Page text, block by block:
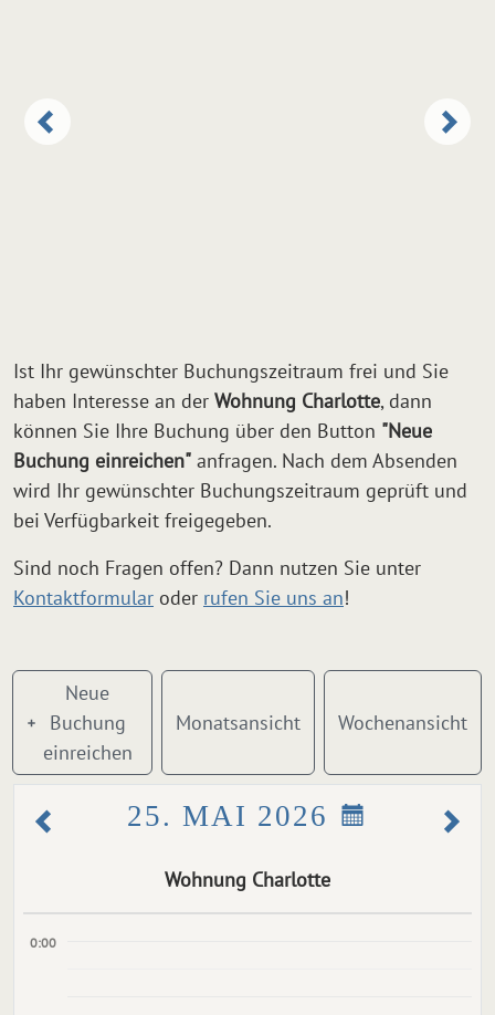
Ist Ihr gewünschter Buchungszeitraum frei und Sie
haben Interesse an der Wohnung Charlotte, dann
können Sie Ihre Buchung über den Button "Neue
Buchung einreichen" anfragen. Nach dem Absenden
wird Ihr gewünschter Buchungszeitraum geprüft und
bei Verfügbarkeit freigegeben.
Sind noch Fragen offen? Dann nutzen Sie unter
Kontaktformular oder rufen Sie uns an!
Neue
Buchung
einreichen
Monatsansicht Wochenansicht
25. MAI 2026
Wohnung Charlotte
0:00